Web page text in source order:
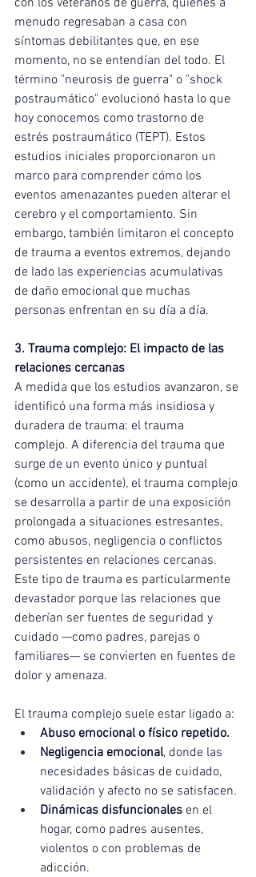
menudo regresaban a casa con
síntomas debilitantes que, en ese
momento, no se entendían del todo. El
término "neurosis de guerra" o "shock
postraumático" evolucionó hasta lo que
hoy conocemos como trastorno de
estrés postraumático (TEPT). Estos
estudios iniciales proporcionaron un
marco para comprender cómo los
eventos amenazantes pueden alterar el
cerebro y el comportamiento. Sin
embargo, también limitaron el concepto
de trauma a eventos extremos, dejando
de lado las experiencias acumulativas
de daño emocional que muchas
personas enfrentan en su día a día.
3. Trauma complejo: El impacto de las
relaciones cercanas
A medida que los estudios avanzaron, se
identificó una forma más insidiosa y
duradera de trauma: el trauma
complejo. A diferencia del trauma que
surge de un evento único y puntual
(como un accidente), el trauma complejo
se desarrolla a partir de una exposición
prolongada a situaciones estresantes,
como abusos, negligencia o conflictos
persistentes en relaciones cercanas.
Este tipo de trauma es particularmente
devastador porque las relaciones que
deberían ser fuentes de seguridad y
cuidado —como padres, parejas o
familiares— se convierten en fuentes de
dolor y amenaza.
El trauma complejo suele estar ligado a:
Abuso emocional o físico repetido.
Negligencia emocional, donde las
necesidades básicas de cuidado,
validación y afecto no se satisfacen.
Dinámicas disfuncionales en el
hogar, como padres ausentes,
violentos o con problemas de
adicción.